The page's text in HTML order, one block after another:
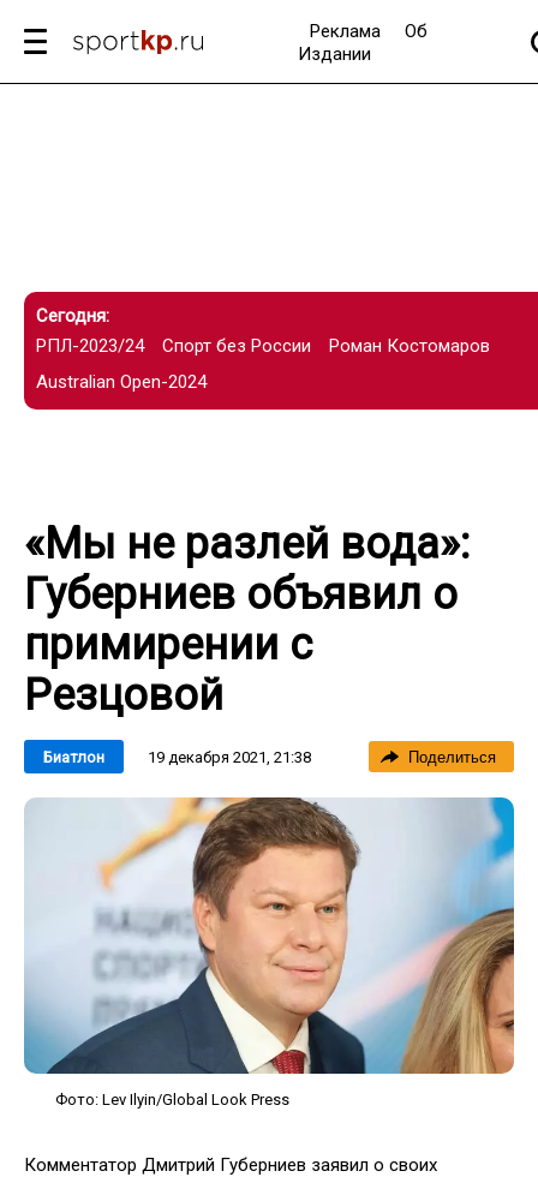
Реклама
Об
Издании
Сегодня:
РПЛ-2023/24
Спорт без России
Роман Костомаров
Australian Open-2024
«Мы не разлей вода»:
Губерниев объявил о
примирении с
Резцовой
Биатлон 19 декабря 2021, 21:38 Поделиться
Фото: Lev Ilyin/Global Look Press
Комментатор Дмитрий Губерниев заявил о своих